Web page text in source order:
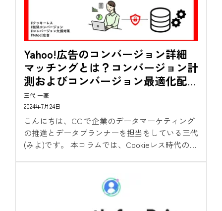
Yahoo!広告のコンバージョン詳細
マッチングとは？コンバージョン計
測およびコンバージョン最適化配信
における有効性を解説
三代 一豪
2024年7月24日
こんにちは、CCIで企業のデータマーケティング
の推進とデータプランナーを担当をしている三代
(みよ)です。 本コラムでは、Cookieレス時代のコ
その設定方法を解説しております。...